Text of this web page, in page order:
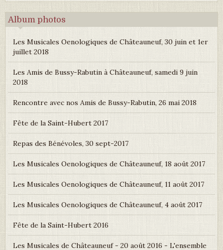
Album photos
Les Musicales Oenologiques de Châteauneuf, 30 juin et 1er
juillet 2018
Les Amis de Bussy-Rabutin à Châteauneuf, samedi 9 juin
2018
Rencontre avec nos Amis de Bussy-Rabutin, 26 mai 2018
Fête de la Saint-Hubert 2017
Repas des Bénévoles, 30 sept-2017
Les Musicales Oenologiques de Châteauneuf, 18 août 2017
Les Musicales Oenologiques de Châteauneuf, 11 août 2017
Les Musicales Oenologiques de Châteauneuf, 4 août 2017
Fête de la Saint-Hubert 2016
Les Musicales de Châteauneuf - 20 août 2016 - L'ensemble